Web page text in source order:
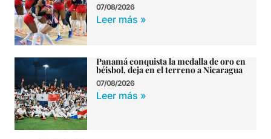
07/08/2026
Leer más »
Panamá conquista la medalla de oro en
béisbol, deja en el terreno a Nicaragua
07/08/2026
Leer más »